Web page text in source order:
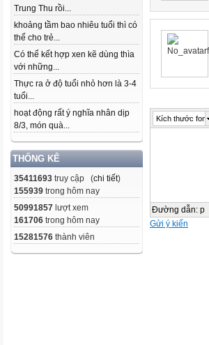
Trung Thu rồi...
khoảng tầm bao nhiêu tuổi thì có
thể cho trẻ...
Có thể kết hợp xen kẽ dùng thìa
với những...
Thực ra ở độ tuổi nhỏ hơn là 3-4
tuổi...
hoạt động rất ý nghĩa nhân dịp
8/3, món quà...
THỐNG KÊ
35411693 truy cập (chi tiết)
155939 trong hôm nay
50991857 lượt xem
161706 trong hôm nay
15281576 thành viên
Kích thước font
Đường dẫn: p
Gửi ý kiến